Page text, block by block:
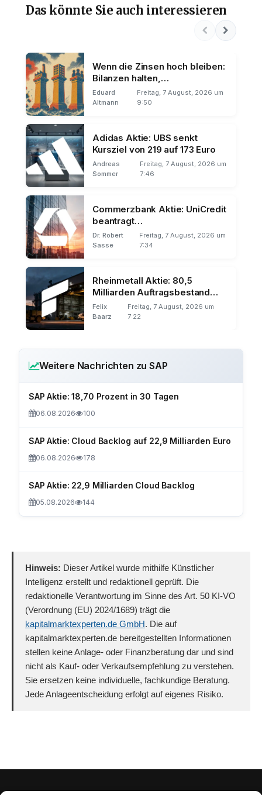
Das könnte Sie auch interessieren
Wenn die Zinsen hoch bleiben:
Bilanzen halten,
Wachstumsstorys brechen
Eduard
Altmann
Freitag, 7 August, 2026 um
9:50
Adidas Aktie: UBS senkt
Kursziel von 219 auf 173 Euro
Andreas
Sommer
Freitag, 7 August, 2026 um
7:46
Commerzbank Aktie: UniCredit
beantragt
Mehrheitsbeteiligung
Dr. Robert
Sasse
Freitag, 7 August, 2026 um
7:34
Rheinmetall Aktie: 80,5
Milliarden Auftragsbestand
trotz F126-Ausfall
Felix
Baarz
Freitag, 7 August, 2026 um
7:22
Weitere Nachrichten zu SAP
SAP Aktie: 18,70 Prozent in 30 Tagen
06.08.2026 100
SAP Aktie: Cloud Backlog auf 22,9 Milliarden Euro
06.08.2026 178
SAP Aktie: 22,9 Milliarden Cloud Backlog
05.08.2026 144
Hinweis: Dieser Artikel wurde mithilfe Künstlicher
Intelligenz erstellt und redaktionell geprüft. Die
redaktionelle Verantwortung im Sinne des Art. 50 KI-VO
(Verordnung (EU) 2024/1689) trägt die
kapitalmarktexperten.de GmbH. Die auf
kapitalmarktexperten.de bereitgestellten Informationen
stellen keine Anlage- oder Finanzberatung dar und sind
nicht als Kauf- oder Verkaufsempfehlung zu verstehen.
Sie ersetzen keine individuelle, fachkundige Beratung.
Jede Anlageentscheidung erfolgt auf eigenes Risiko.